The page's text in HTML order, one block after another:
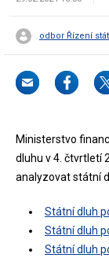
odbor Řízení
Ministerstvo
dluhu v 4. čtvrtletí
analyzovat státní
Státní dluh
Státní dluh
Státní dluh